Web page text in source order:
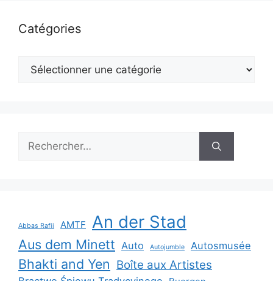
Catégories
Catégories
Rechercher :
Abbas Rafii AMTF An der Stad
Aus dem Minett Auto Autojumble Autosmusée
Bhakti and Yen Boîte aux Artistes